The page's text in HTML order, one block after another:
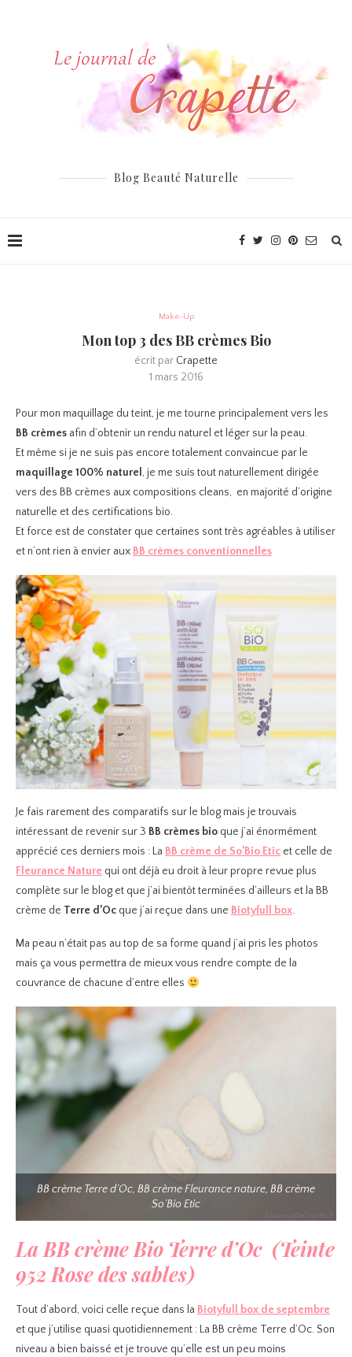
Blog Beauté Naturelle
Make-Up
Mon top 3 des BB crèmes Bio
écrit par Crapette
1 mars 2016
Pour mon maquillage du teint, je me tourne principalement vers les
BB crèmes afin d’obtenir un rendu naturel et léger sur la peau.
Et même si je ne suis pas encore totalement convaincue par le
maquillage 100% naturel, je me suis tout naturellement dirigée
vers des BB crèmes aux compositions cleans, en majorité d’origine
naturelle et des certifications bio.
Et force est de constater que certaines sont très agréables à utiliser
et n’ont rien à envier aux BB crèmes conventionnelles
Je fais rarement des comparatifs sur le blog mais je trouvais
intéressant de revenir sur 3 BB crèmes bio que j’ai énormément
apprécié ces derniers mois : La BB crème de So’Bio Etic et celle de
Fleurance Nature qui ont déjà eu droit à leur propre revue plus
complète sur le blog et que j’ai bientôt terminées d’ailleurs et la BB
crème de Terre d’Oc que j’ai reçue dans une Biotyfull box.
Ma peau n’était pas au top de sa forme quand j’ai pris les photos
mais ça vous permettra de mieux vous rendre compte de la
couvrance de chacune d’entre elles
BB crème Terre d’Oc, BB crème Fleurance nature, BB crème
So’Bio Etic
La BB crème Bio Terre d’Oc (Teinte
952 Rose des sables)
Tout d’abord, voici celle reçue dans la Biotyfull box de septembre
et que j’utilise quasi quotidiennement : La BB crème Terre d’Oc. Son
niveau a bien baissé et je trouve qu’elle est un peu moins